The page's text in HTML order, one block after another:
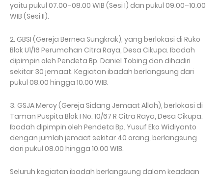
yaitu pukul 07.00–08.00 WIB (Sesi I) dan pukul 09.00–10.00
WIB (Sesi II).
2. GBSI (Gereja Bernea Sungkrak), yang berlokasi di Ruko
Blok U1/16 Perumahan Citra Raya, Desa Cikupa. Ibadah
dipimpin oleh Pendeta Bp. Daniel Tobing dan dihadiri
sekitar 30 jemaat. Kegiatan ibadah berlangsung dari
pukul 08.00 hingga 10.00 WIB.
3. GSJA Mercy (Gereja Sidang Jemaat Allah), berlokasi di
Taman Puspita Blok I No. 10/67 R Citra Raya, Desa Cikupa.
Ibadah dipimpin oleh Pendeta Bp. Yusuf Eko Widiyanto
dengan jumlah jemaat sekitar 40 orang, berlangsung
dari pukul 08.00 hingga 10.00 WIB.
Seluruh kegiatan ibadah berlangsung dalam keadaan